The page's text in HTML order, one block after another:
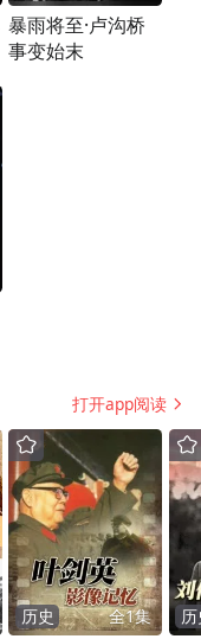
暴雨将至·卢沟桥
事变始末
打开app阅读
历史 全1集